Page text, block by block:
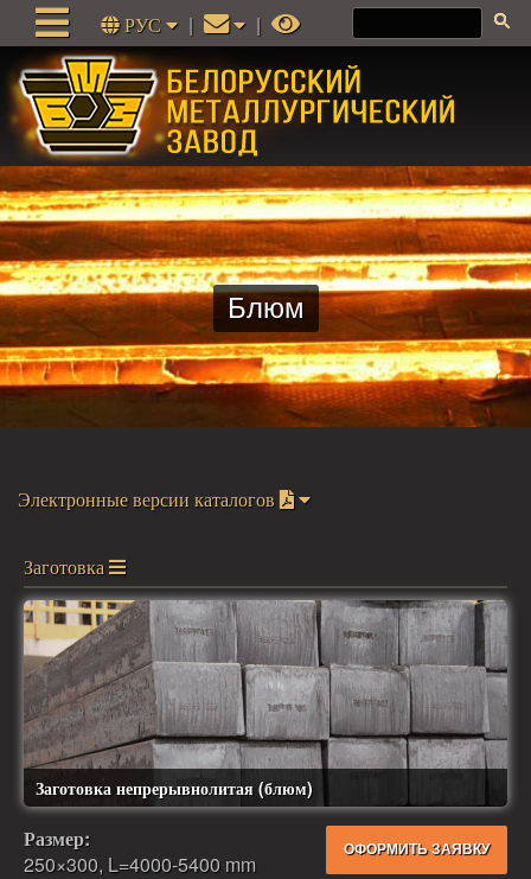
РУС | |
Блюм
Электронные версии каталогов
Заготовка
Заготовка непрерывнолитая (блюм)
ОФОРМИТЬ ЗАЯВКУ
Размер:
250×300, L=4000-5400 mm